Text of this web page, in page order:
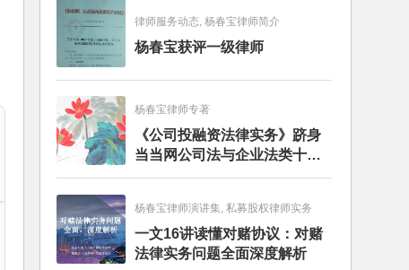
律师服务动态, 杨春宝律师简介
杨春宝获评一级律师
杨春宝律师专著
《公司投融资法律实务》跻身
当当网公司法与企业法类十大
畅销图书榜
杨春宝律师演讲集, 私募股权律师实务
一文16讲读懂对赌协议：对赌
法律实务问题全面深度解析